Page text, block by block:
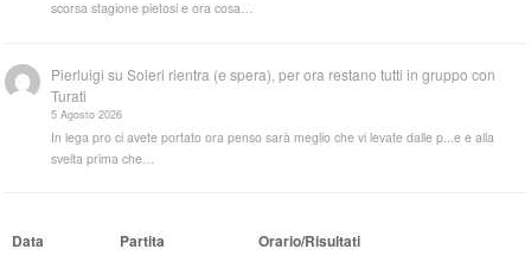
scorsa stagione pietosi e ora cosa…
Pierluigi suSoleri rientra (e spera), per ora restano tutti in gruppo con
Turati
5 Agosto 2026
In lega pro ci avete portato ora penso sarà meglio che vi levate dalle p...e e alla
svelta prima che…
Data Partita Orario/Risultati